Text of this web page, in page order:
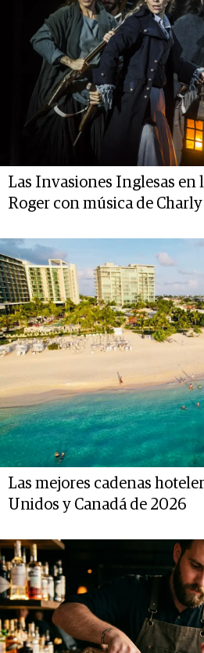
Las Invasiones Inglesas en
Roger con música de
Las mejores cadenas
Unidos y Canadá de 2026